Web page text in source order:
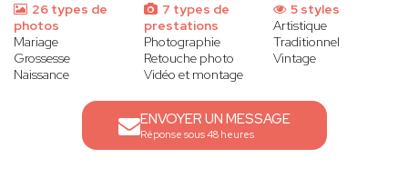
26 types de
photos
Mariage
Grossesse
Naissance
7 types de
prestations
Photographie
Retouche photo
Vidéo et montage
5 styles
Artistique
Traditionnel
Vintage
ENVOYER UN MESSAGE
Réponse sous 48 heures